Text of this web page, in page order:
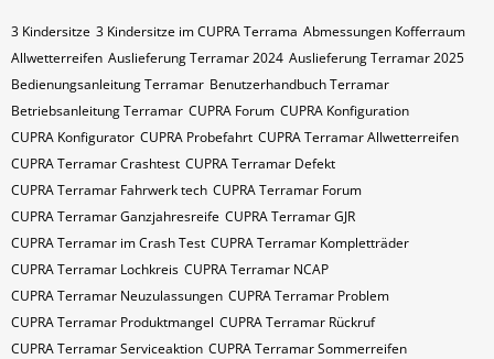
3 Kindersitze 3 Kindersitze im CUPRA Terrama Abmessungen Kofferraum
Allwetterreifen Auslieferung Terramar 2024 Auslieferung Terramar 2025
Bedienungsanleitung Terramar Benutzerhandbuch Terramar
Betriebsanleitung Terramar CUPRA Forum CUPRA Konfiguration
CUPRA Konfigurator CUPRA Probefahrt CUPRA Terramar Allwetterreifen
CUPRA Terramar Crashtest CUPRA Terramar Defekt
CUPRA Terramar Fahrwerk tech CUPRA Terramar Forum
CUPRA Terramar Ganzjahresreife CUPRA Terramar GJR
CUPRA Terramar im Crash Test CUPRA Terramar Kompletträder
CUPRA Terramar Lochkreis CUPRA Terramar NCAP
CUPRA Terramar Neuzulassungen CUPRA Terramar Problem
CUPRA Terramar Produktmangel CUPRA Terramar Rückruf
CUPRA Terramar Serviceaktion CUPRA Terramar Sommerreifen